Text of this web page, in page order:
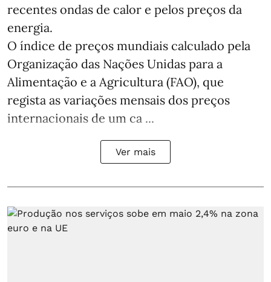
recentes ondas de calor e pelos preços da
energia.
O índice de preços mundiais calculado pela
Organização das Nações Unidas para a
Alimentação e a Agricultura (FAO), que
regista as variações mensais dos preços
internacionais de um ca ...
Ver mais